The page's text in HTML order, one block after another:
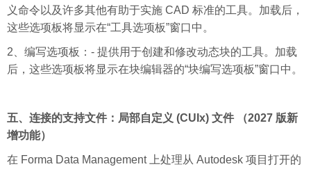
义命令以及许多其他有助于实施 CAD 标准的工具。加载后，
这些选项板将显示在“工具选项板”窗口中。
2、编写选项板：- 提供用于创建和修改动态块的工具。加载
后，这些选项板将显示在块编辑器的“块编写选项板”窗口中。
五、连接的支持文件：局部自定义 (CUIx) 文件 （2027 版新
增功能）
在 Forma Data Management 上处理从 Autodesk 项目打开的